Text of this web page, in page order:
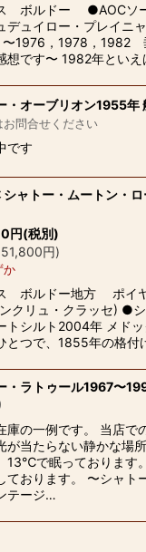
ボルドー ●AOCソー
デュイロー・プレイニ
1976，1978，1982
想です〜 1982年とい
・オーブリオン1955年
お問合せください
です
シャトー・ムートン・
円(税別)
円)
か
ボルドー地方 ポイ
クリュ・クラッセ) ●
トシルト2004年 メド
とつで、1855年の格
・ラトゥール1967〜
庫の一例です。 当店で
が当たらない静かな場
13℃で眠っております
ております。 〜シャト
テージ…